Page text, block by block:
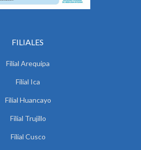
FILIALES
Filial Arequipa
Filial Ica
Filial Huancayo
Filial Trujillo
Filial Cusco